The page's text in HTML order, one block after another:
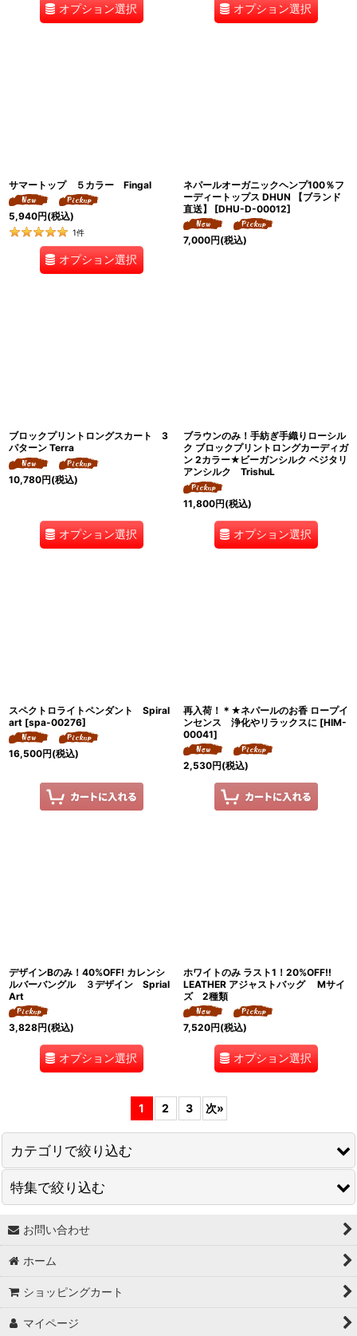
オプション選択 オプション選択
サマートップ ５カラー Fingal
5,940円(税込)
1件
オプション選択
ネパールオーガニックヘンプ100％フ
ーディートップス DHUN 【ブランド
直送】
[DHU-D-00012]
7,000円(税込)
ブロックプリントロングスカート 3
パターン Terra
10,780円(税込)
オプション選択
ブラウンのみ！手紡ぎ手織りローシル
ク ブロックプリントロングカーディガ
ン 2カラー★ビーガンシルク ベジタリ
アンシルク TrishuL
11,800円(税込)
オプション選択
スペクトロライトペンダント Spiral
art [spa-00276]
16,500円(税込)
再入荷！＊★ネパールのお香 ロープイ
ンセンス 浄化やリラックスに [HIM-
00041]
2,530円(税込)
デザインBのみ！40%OFF! カレンシ
ルバーバングル ３デザイン Sprial
Art
3,828円(税込)
オプション選択
ホワイトのみ ラスト1！20%OFF!!
LEATHER アジャストバッグ Mサイ
ズ 2種類
7,520円(税込)
オプション選択
1 2 3 次»
カテゴリで絞り込む
☆ Lady's wear
☆M e n s wear
☆a c c e s s o r y
☆ g o o d s
特集で絞り込む
↓ 特集 ↓
★最大６０％OFF SALE★
★BODYコレクション！
お問い合わせ
ホーム
ショッピングカート
マイページ